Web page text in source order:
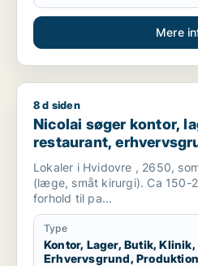
Mere
Nicolai søger kontor, lager,
8 d siden
Nicolai søger kontor,
restaurant,
produktionslokaler til
Lokaler i Hvidovre , 2650,
(læge, småt kirurgi). Ca 150-
forhold til pa...
Type
Kontor, Lager, Butik,
Erhvervsgrund,